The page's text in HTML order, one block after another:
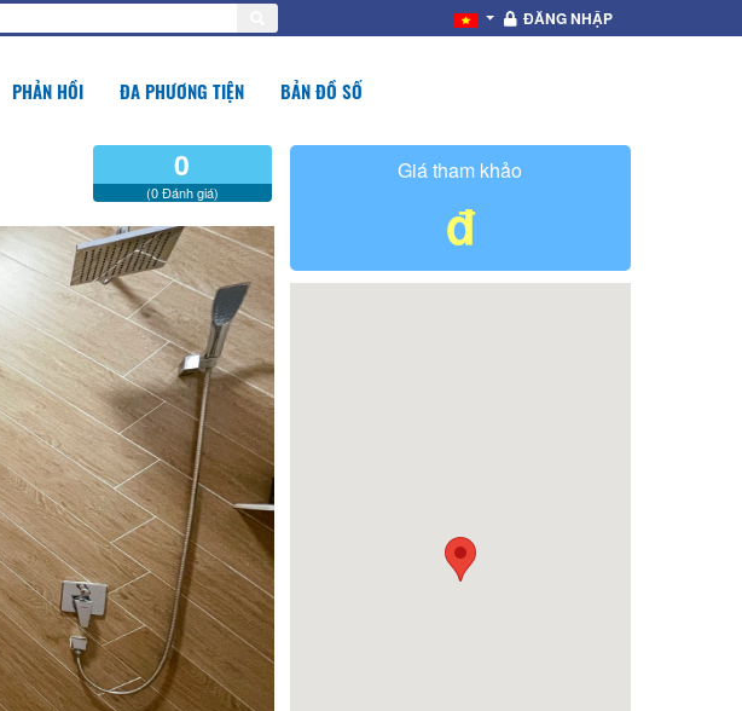
ĐĂNG NHẬP
PHẢN HỒI ĐA PHƯƠNG TIỆN BẢN ĐỒ SỐ
0
(0 Đánh giá)
Giá tham khảo
đ